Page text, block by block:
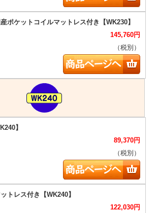
145,760円
（税別）
89,370円
（税別）
122,030円